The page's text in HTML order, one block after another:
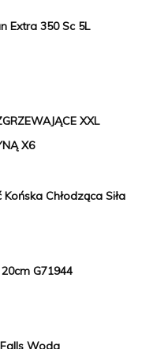
Extra 350 Sc 5L
XXL
X6
Chłodząca Siła
G71944
Woda